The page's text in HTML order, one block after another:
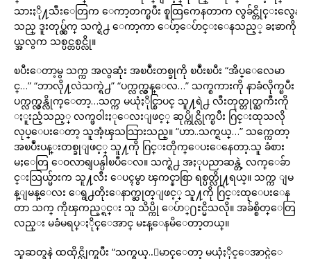
သားႏို႔သီးေတြက ေကာ့တက္ၿပီး စူထြကေနတာက လွခ်င္တိုင္းလွေန
သည္ ဒူးတုပ္လွ်က္ သက္ရဲ႕ ေကာ့ကာ ေပ်ာ့ေပ်ာင္းေနသည့္ ခႏၶာကို
ယ္အလွက သစ္ပင္တစ္ပင္လို။
ၿပီးေတာ့မွ သက္က အလွဆုံး အၿပဳံးတစ္ခုကို ၿပဳံးၿပီး “အိပ္ေလေမာ
င္…” “ဘာလို႔လဲသက္ရဲ႕” “ပက္လက္လွန္ေလ…” သက္စကားကို နာခံလိုက္ၿပီး
ပက္လက္လွန္လိုက္ေတာ့…သက္က မယုံႏိုင္စြာပင္ သူ႔ရဲ႕ လီးတုတ္တုတ္ႀကီးကို
ႏူးညံ့သည့္ လက္ဖဝါးႏုေလးျဖင့္ ဆုပ္ကိုင္လိုက္ၿပီး ဂြင္းထုသလို
လုပ္ေပးေတာ့ သူအံ့ၾသသြားသည္။ “ဟာ..သက္ရယ္…” သက္ကေတာ့
အၿပဳံးပန္းတစ္ခုျဖင့္ သူ႔ကို ဂြင္းတိုက္ေပးေနေတာ့.သူ ခံစား
မႈေတြ ေဝလာရျပန္ပါၿပီေလ။ သက္ရဲ႕ အႏုပညာဆန္တဲ့ လက္ေခ်ာ
င္းသြယ္မ်ားက သူ႔လီး ေပၚမွာ ၾကင္နာစြာ ရစ္ပတ္လို႔ရယ္။ သက္က ျမ
န္ျမန္ေလး ေရွ႕တိုးေနာက္ဆုတ္ျဖင့္ သူ႔ကို ဂြင္းထုေပးေန
တာ သက္ ကိုၾကည့္ရင္း သူ သိပ္ကို ေပ်ာ္႐ႊင္မိသလို။ အခ်စ္စိတ္ေတြ
လည္း မခံမရပ္ႏိုင္ေအာင္ မႊန္ေနမိေတာ့တယ္။
သူဆတ္ခနဲ ထထိုင္လိုက္ၿပီး “သက္ရယ္..ေမာင္ေတာ့ မယုံႏိုင္ေအာင္ပဲေ